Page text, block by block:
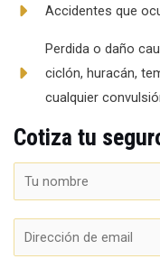
Accidentes que
Perdida o daño
ciclón, huracán,
cualquier
Cotiza tu